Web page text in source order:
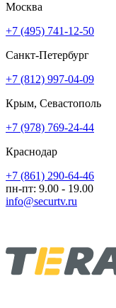
Москва
+7 (495) 741-12-50
Санкт-Петербург
+7 (812) 997-04-09
Крым, Севастополь
+7 (978) 769-24-44
Краснодар
+7 (861) 290-64-46
пн-пт: 9.00 - 19.00
info@securtv.ru